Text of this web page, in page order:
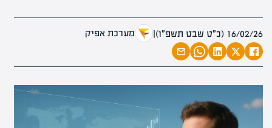
16/02/26 (כ״ט שבט תשפ״ו) | מערכת אפיק